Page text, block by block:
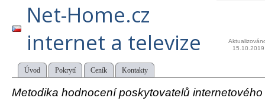
Net-Home.cz
internet a televize
15.10.2019
Úvod Pokrytí Ceník Kontakty
Metodika hodnocení poskytovatelů